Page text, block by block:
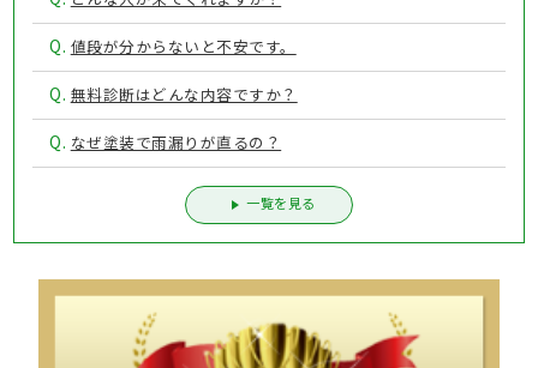
Q. 値段が分からないと不安です。
Q. 無料診断はどんな内容ですか？
Q. なぜ塗装で雨漏りが直るの？
一覧を見る